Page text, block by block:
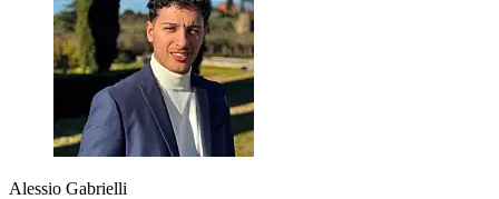
Alessio Gabrielli